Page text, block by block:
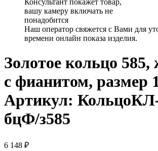
Консультант покажет товар,
вашу камеру включать не
понадобится
Наш оператор свяжется с Вами для
времени онлайн показа изделия.
Золотое кольцо 585,
с фианитом, размер
Артикул:
бцФ/з585
6 148 ₽